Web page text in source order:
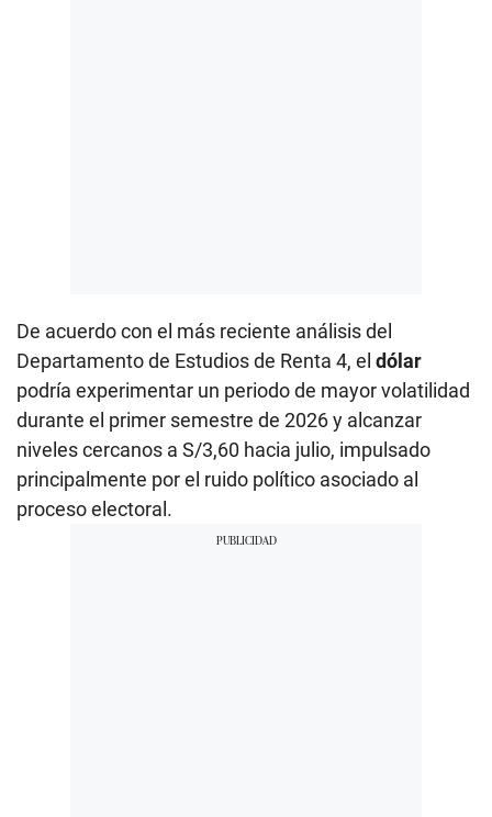
De acuerdo con el más reciente análisis del
Departamento de Estudios de Renta 4, el dólar
podría experimentar un periodo de mayor volatilidad
durante el primer semestre de 2026 y alcanzar
niveles cercanos a S/3,60 hacia julio, impulsado
principalmente por el ruido político asociado al
proceso electoral.